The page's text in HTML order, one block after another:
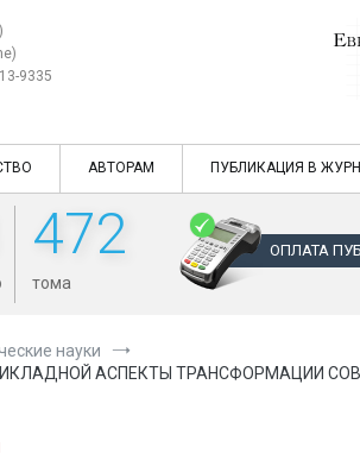
9335
Евразийский
АВТОРАМ ПУБЛИКАЦИЯ В
472
тома
ОПЛАТА
науки
АСПЕКТЫ ТРАНСФОРМАЦИИ